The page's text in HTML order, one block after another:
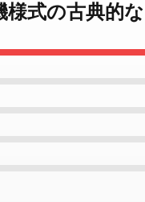
式の古典的